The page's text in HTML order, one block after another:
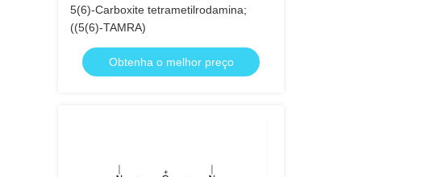
5(6)-Carboxite tetrametilrodamina;
((5(6)-TAMRA)
Obtenha o melhor preço